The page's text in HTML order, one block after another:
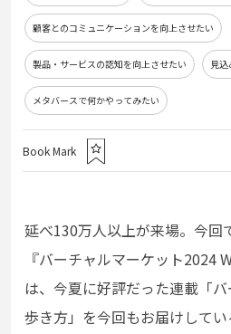
顧客とのコミュニケーションを向上させたい
製品・サービスの認知を向上させたい 見
メタバースで何かやってみたい
Book Mark
延べ130万人以上が来場。今回
『バーチャルマーケット2024
は、今夏に好評だった連載「
歩き方」を今回もお届けして